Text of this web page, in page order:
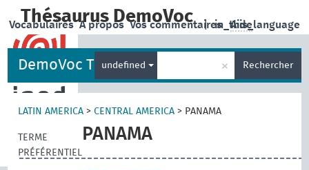
Thésaurus DemoVoc | in_this_language
Vocabulaires A propos Vos commentaires Aide
DemoVoc Thesaurus
undefined × Rechercher
LATIN AMERICA >CENTRAL AMERICA > PANAMA
TERME
PRÉFÉRENTIEL
PANAMA